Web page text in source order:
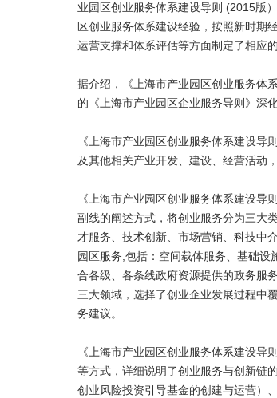
业园区创业服务体系建设导则 (2015版
区创业服务体系建设经验，按照新时期
运营支撑和体系评估等方面制定了相应
据介绍，《上海市产业园区创业服务体
的《上海市产业园区企业服务导则》深
《上海市产业园区创业服务体系建设
及其他相关产业开发、建设、经营活动
《上海市产业园区创业服务体系建设
副线的阐述方式，将创业服务分为三大
才服务、技术创新、市场营销、科技中
园区服务,包括：空间载体服务、基础
合各级、各条线政府资源提供的政务服
三大领域，选择了创业企业发展过程中
务建议。
《上海市产业园区创业服务体系建设
等方式，详细说明了创业服务与创新链
创业风险投资引导基金的创建与运营）